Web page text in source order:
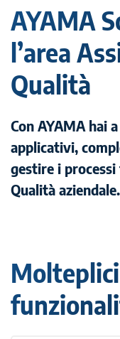
AYAMA
l’area
Qualità
Con AYAMA hai
applicativi,
gestire i processi
Qualità aziendale.